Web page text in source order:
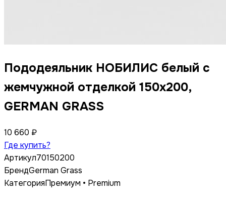
Пододеяльник НОБИЛИС белый с
жемчужной отделкой 150x200,
GERMAN GRASS
10 660 ₽
Где купить?
Артикул70150200
БрендGerman Grass
КатегорияПремиум • Premium